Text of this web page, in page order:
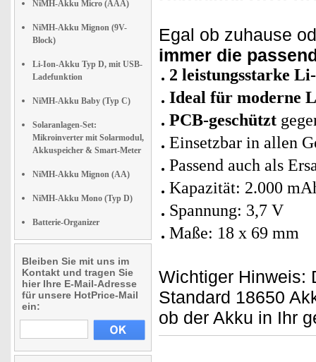
NiMH-Akku Micro (AAA)
NiMH-Akku Mignon (9V-
Block)
Li-Ion-Akku Typ D, mit USB-
Ladefunktion
NiMH-Akku Baby (Typ C)
Solaranlagen-Set:
Mikroinverter mit Solarmodul,
Akkuspeicher & Smart-Meter
NiMH-Akku Mignon (AA)
NiMH-Akku Mono (Typ D)
Batterie-Organizer
Bleiben Sie mit uns im
Kontakt und tragen Sie
hier Ihre E-Mail-Adresse
für unsere HotPrice-Mail
ein:
Egal ob zuhause
immer die
2 leistungsstarke
Ideal für moderne
PCB-geschützt
Einsetzbar in allen
Passend auch als
Kapazität: 2.000
Spannung: 3,7 V
Maße: 18 x 69 mm
Wichtiger Hinweis:
Standard 18650
ob der Akku in Ihr